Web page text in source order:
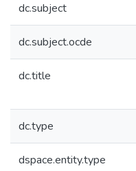
dc.subject
dc.subject.ocde
dc.title
dc.type
dspace.entity.type